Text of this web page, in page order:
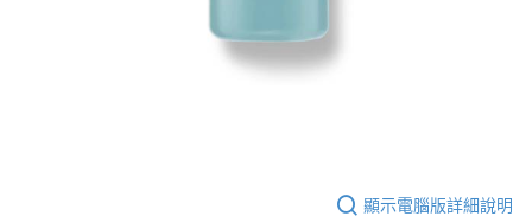
顯示電腦版詳細說明